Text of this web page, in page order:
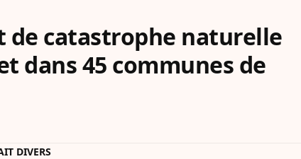
de catastrophe naturelle
dans 45 communes de
DIVERS